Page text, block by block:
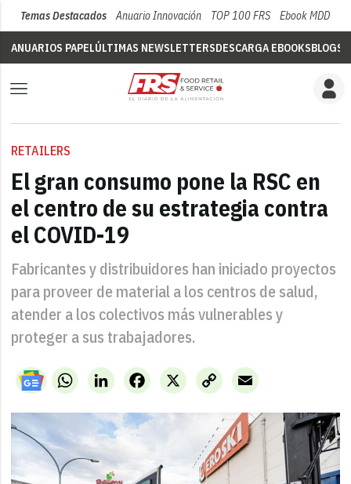
Temas Destacados Anuario Innovación TOP 100 FRS Ebook MDD
ANUARIOS PAPELÚLTIMAS NEWSLETTERSDESCARGA EBOOKSBLOGS
RETAILERS
El gran consumo pone la RSC en
el centro de su estrategia contra
el COVID-19
Fabricantes y distribuidores han iniciado proyectos
para proveer de material a los centros de salud,
atender a los colectivos más vulnerables y
proteger a sus trabajadores.
WhatsAppLinkedIn X
Facebook
Copy
Link
Email